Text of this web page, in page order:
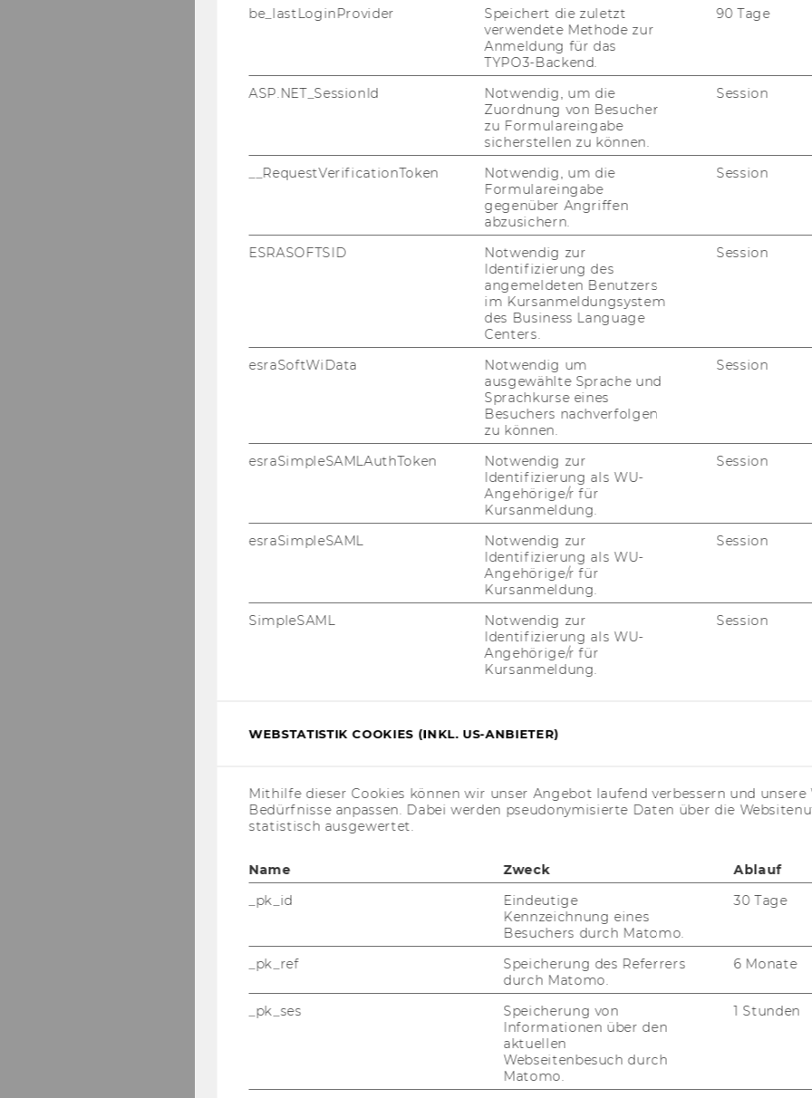
be_lastLoginProvider
Speichert die zuletzt
verwendete Methode zur
Anmeldung für das
TYPO3-Backend.
90 Tage
ASP.NET_SessionId
Notwendig, um die
Zuordnung von Besucher
zu Formulareingabe
sicherstellen zu können.
Session
__RequestVerificationToken
Notwendig, um die
Formulareingabe
gegenüber Angriffen
abzusichern.
Session
ESRASOFTSID
Notwendig zur
Identifizierung des
angemeldeten Benutzers
im Kursanmeldungsystem
des Business Language
Centers.
Session
esraSoftWiData
Notwendig um
ausgewählte Sprache und
Sprachkurse eines
Besuchers nachverfolgen
zu können.
Session
esraSimpleSAMLAuthToken
Notwendig zur
Identifizierung als WU-
Angehörige/r für
Kursanmeldung.
Session
esraSimpleSAML
Notwendig zur
Identifizierung als WU-
Angehörige/r für
Kursanmeldung.
Session
SimpleSAML
Notwendig zur
Identifizierung als WU-
Angehörige/r für
Kursanmeldung.
Session
WEBSTATISTIK COOKIES (INKL. US-ANBIETER)
Mithilfe dieser Cookies können wir unser Angebot laufend verbessern und unsere
Bedürfnisse anpassen. Dabei werden pseudonymisierte Daten über die
statistisch ausgewertet.
Name Zweck Ablauf
_pk_id
Eindeutige
Kennzeichnung eines
Besuchers durch Matomo.
30 Tage
_pk_ref
Speicherung des Referrers
durch Matomo.
6 Monate
_pk_ses
Speicherung von
Informationen über den
aktuellen
Webseitenbesuch durch
Matomo.
1 Stunden